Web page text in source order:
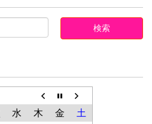
水 木 金
土